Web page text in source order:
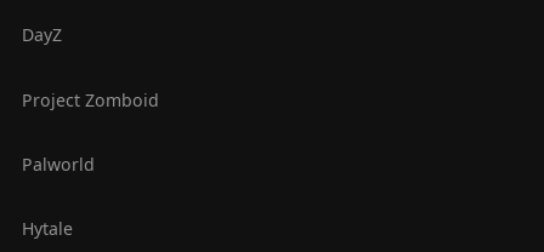
DayZ
Project Zomboid
Palworld
Hytale